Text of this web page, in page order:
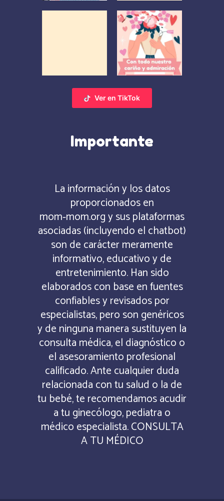
Ver en TikTok
Importante
La información y los datos
proporcionados en
mom‑mom.org y sus plataformas
asociadas (incluyendo el chatbot)
son de carácter meramente
informativo, educativo y de
entretenimiento. Han sido
elaborados con base en fuentes
confiables y revisados por
especialistas, pero son genéricos
y de ninguna manera sustituyen la
consulta médica, el diagnóstico o
el asesoramiento profesional
calificado. Ante cualquier duda
relacionada con tu salud o la de
tu bebé, te recomendamos acudir
a tu ginecólogo, pediatra o
médico especialista. CONSULTA
A TU MÉDICO